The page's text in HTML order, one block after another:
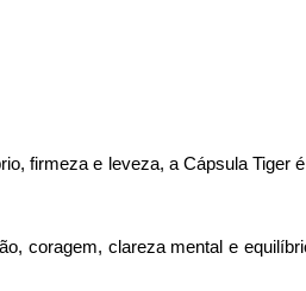
firmeza e leveza, a Cápsula
coragem, clareza mental e